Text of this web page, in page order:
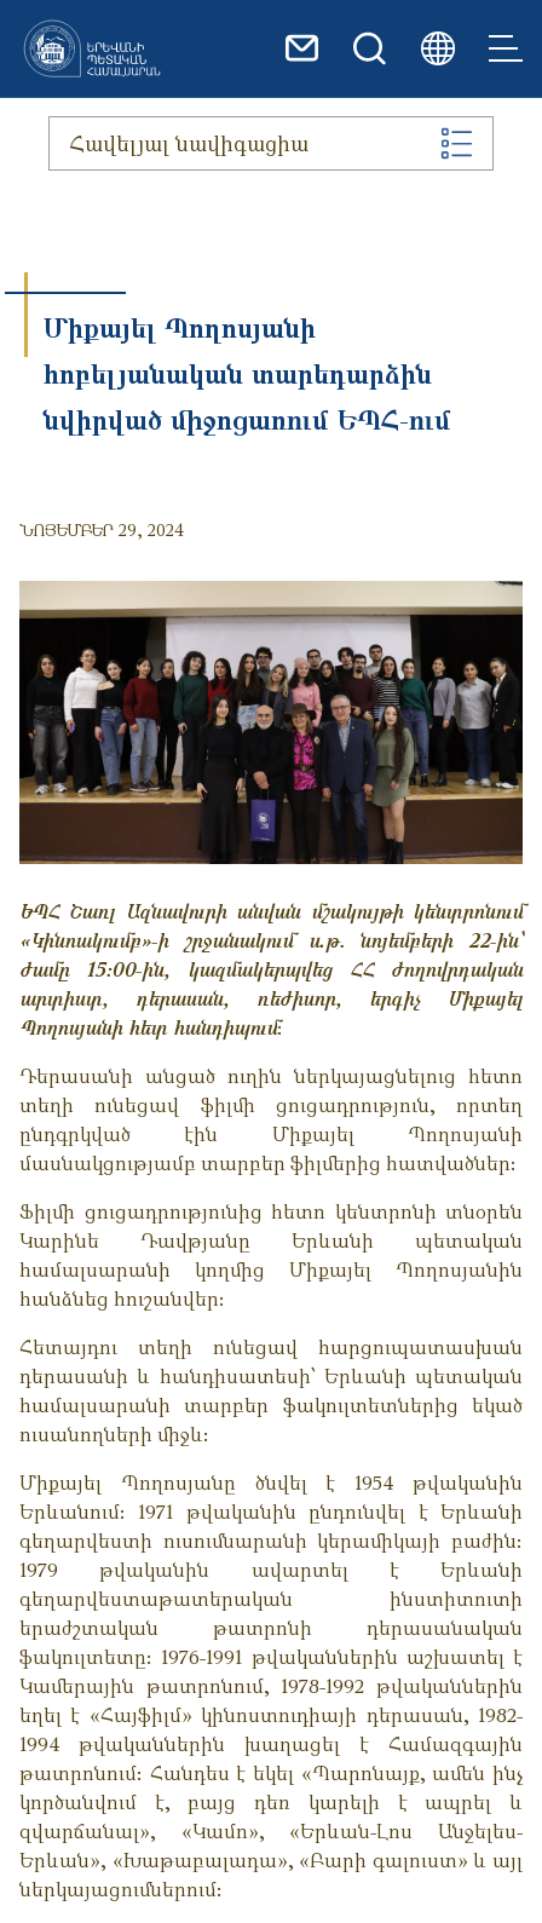
Հավելյալ նավիգացիա
Միքայել Պողոսյանի
հոբելյանական տարեդարձին
նվիրված միջոցառում ԵՊՀ-ում
ՆՈՅԵՄԲԵՐ 29, 2024
ԵՊՀ Շառլ Ազնավուրի անվան մշակույթի կենտրոնում
«Կինոակումբ»-ի շրջանակում ս․թ. նոյեմբերի 22-ին՝
ժամը 15:00-ին, կազմակերպվեց
ՀՀ ժողովրդական
արտիստ, դերասան, ռեժիսոր, երգիչ
Միքայել
Պողոսյանի հետ հանդիպում։
Դերասանի անցած ուղին ներկայացնելուց հետո
տեղի ունեցավ ֆիլմի ցուցադրություն, որտեղ
ընդգրկված էին Միքայել Պողոսյանի
մասնակցությամբ տարբեր ֆիլմերից հատվածներ:
Ֆիլմի ցուցադրությունից հետո կենտրոնի տնօրեն
Կարինե Դավթյանը Երևանի պետական
համալսարանի կողմից Միքայել Պողոսյանին
հանձնեց հուշանվեր:
Հետայդու տեղի ունեցավ հարցուպատասխան
դերասանի և հանդիսատեսի՝ Երևանի պետական
համալսարանի տարբեր ֆակուլտետներից եկած
ուսանողների միջև:
Միքայել Պողոսյանը ծնվել է 1954 թվականին
Երևանում։ 1971 թվականին ընդունվել է Երևանի
գեղարվեստի ուսումնարանի կերամիկայի բաժին։
1979 թվականին ավարտել է Երևանի
գեղարվեստաթատերական ինստիտուտի
երաժշտական թատրոնի դերասանական
ֆակուլտետը։ 1976-1991 թվականներին աշխատել է
Կամերային թատրոնում, 1978-1992 թվականներին
եղել է «Հայֆիլմ» կինոստուդիայի դերասան, 1982-
1994 թվականներին խաղացել է Համազգային
թատրոնում։ Հանդես է եկել «Պարոնայք, ամեն ինչ
կործանվում է, բայց դեռ կարելի է ապրել և
զվարճանալ», «Կամո», «Երևան-Լոս Անջելես-
Երևան», «Խաթաբալադա», «Բարի գալուստ» և այլ
ներկայացումներում։